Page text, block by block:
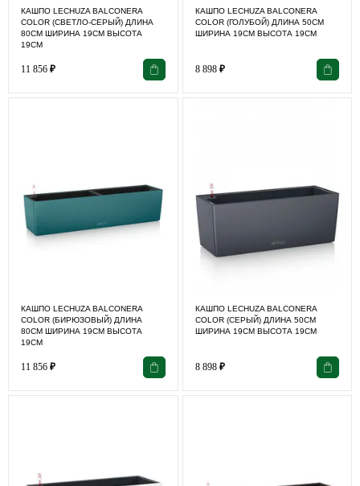
КАШПО LECHUZA BALCONERA
COLOR (СВЕТЛО-СЕРЫЙ) ДЛИНА
80СМ ШИРИНА 19СМ ВЫСОТА
19СМ
11 856 ₽
КАШПО LECHUZA BALCONERA
COLOR (ГОЛУБОЙ) ДЛИНА 50СМ
ШИРИНА 19СМ ВЫСОТА 19СМ
8 898 ₽
КАШПО LECHUZA BALCONERA
COLOR (БИРЮЗОВЫЙ) ДЛИНА
80СМ ШИРИНА 19СМ ВЫСОТА
19СМ
11 856 ₽
КАШПО LECHUZA BALCONERA
COLOR (СЕРЫЙ) ДЛИНА 50СМ
ШИРИНА 19СМ ВЫСОТА 19СМ
8 898 ₽